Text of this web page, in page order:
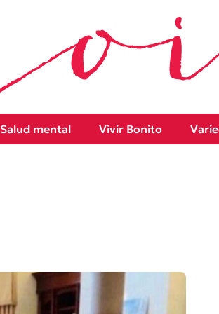
Salud mental Vivir Bonito